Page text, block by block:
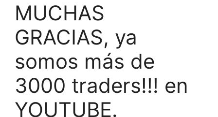
MUCHAS
GRACIAS, ya
somos más de
3000 traders!!! en
YOUTUBE.